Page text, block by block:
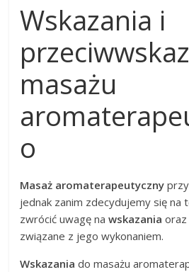
Wskazania i
masażu
o
Masaż aromaterapeutyczny
jednak zanim zdecydujemy się na
zwrócić uwagę nawskazania oraz
związane z jego wykonaniem.
Wskazania do masażu